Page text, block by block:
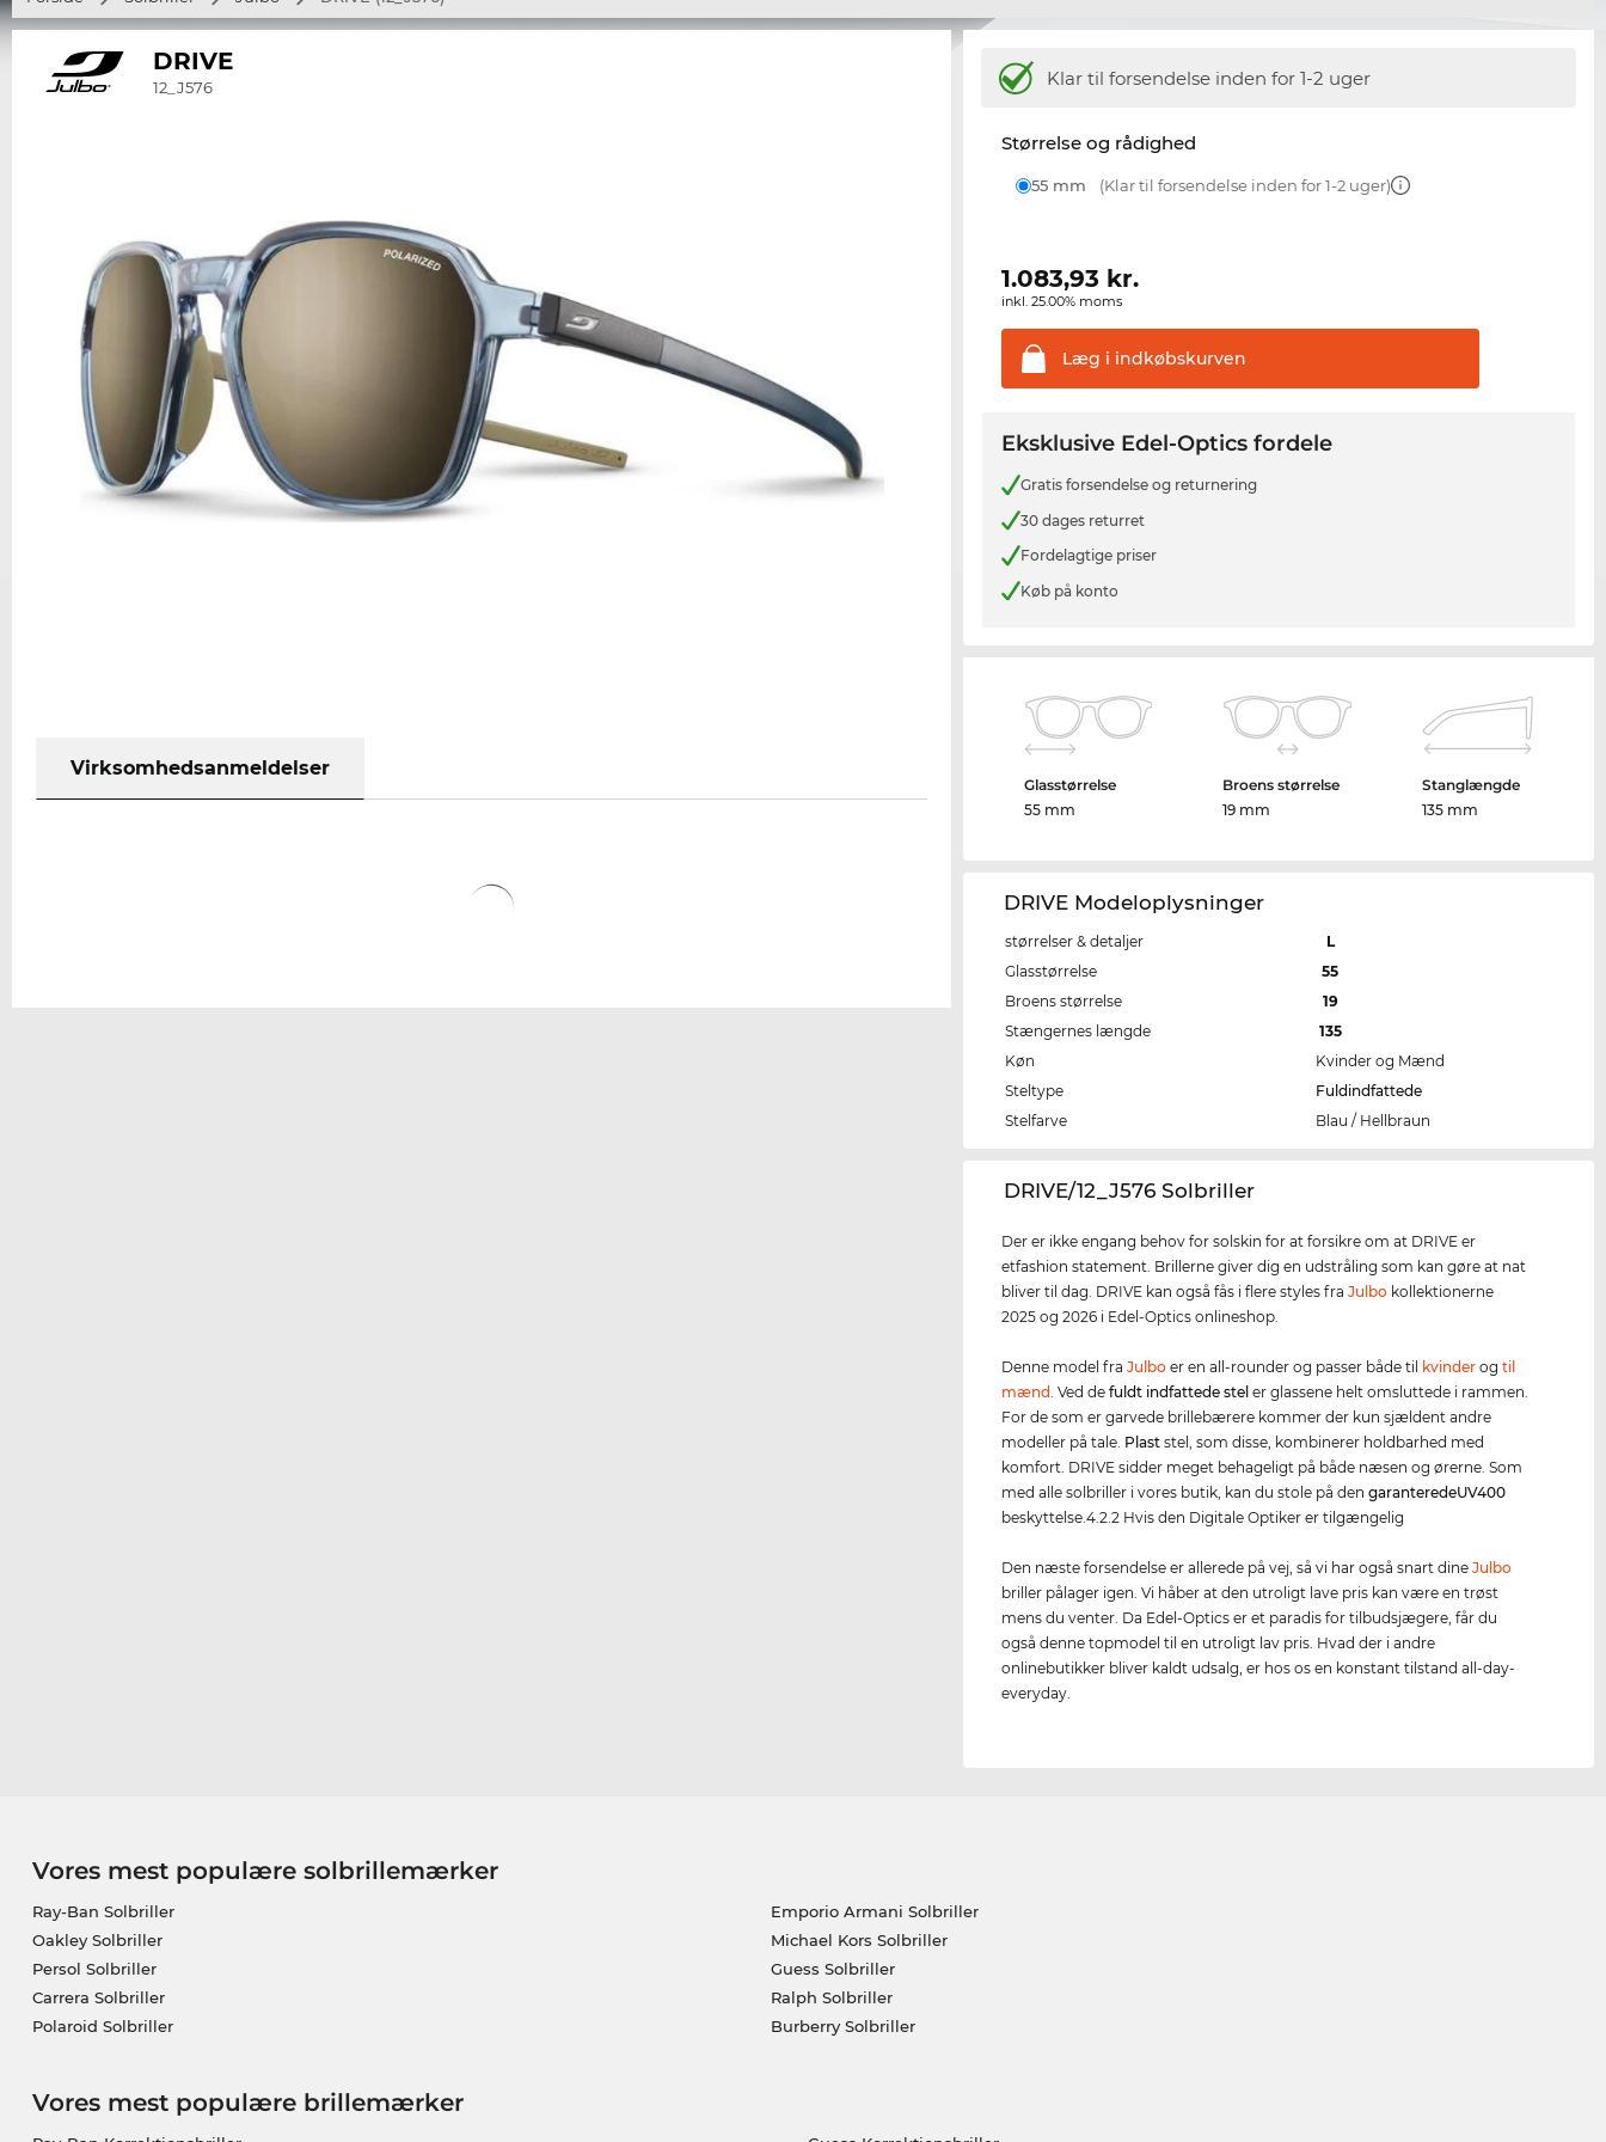
DRIVE
12_J576
Virksomhedsanmeldelser
Klar til forsendelse inden for 1-2 uger
Størrelse og rådighed
55 mm (Klar til forsendelse inden for 1-2 uger)
1.083,93 kr.
inkl. 25.00% moms
Læg i indkøbskurven
Eksklusive Edel-Optics fordele
Gratis forsendelse og returnering
30 dages returret
Fordelagtige priser
Køb på konto
Glasstørrelse
55 mm
Broens størrelse
19 mm
Stanglængde
135 mm
DRIVE Modeloplysninger
størrelser & detaljer
L
Glasstørrelse
55
Broens størrelse
19
Stængernes længde
135
Køn
Kvinder og Mænd
Steltype
Fuldindfattede
Stelfarve
Blau / Hellbraun
‌DRIVE/12_J576 Solbriller
Der er ikke engang behov for solskin for at forsikre om at DRIVE er
etfashion statement. Brillerne giver dig en udstråling som kan gøre at nat
bliver til dag. DRIVE kan også fås i flere styles fraJulbo kollektionerne
2025 og 2026 i Edel-Optics onlineshop.
Denne model fraJulbo er en all-rounder og passer både til kvinder ogtil
mænd. Ved defuldt indfattede stel er glassene helt omsluttede i rammen.
For de som er garvede brillebærere kommer der kun sjældent andre
modeller på tale. Plast stel, som disse, kombinerer holdbarhed med
komfort. DRIVE sidder meget behageligt på både næsen og ørerne. Som
med alle solbriller i vores butik, kan du stole på dengaranteredeUV400
beskyttelse.4.2.2 Hvis den Digitale Optiker er tilgængelig
Den næste forsendelse er allerede på vej, så vi har også snart dineJulbo
briller pålager igen. Vi håber at den utroligt lave pris kan være en trøst
mens du venter. Da Edel-Optics er et paradis for tilbudsjægere, får du
også denne topmodel til en utroligt lav pris. Hvad der i andre
onlinebutikker bliver kaldt udsalg, er hos os en konstant tilstand all-day-
everyday.
Vores mest populære solbrillemærker
Ray-Ban Solbriller
Oakley Solbriller
Persol Solbriller
Carrera Solbriller
Polaroid Solbriller
Emporio Armani Solbriller
Michael Kors Solbriller
Guess Solbriller
Ralph Solbriller
Burberry Solbriller
Vores mest populære brillemærker